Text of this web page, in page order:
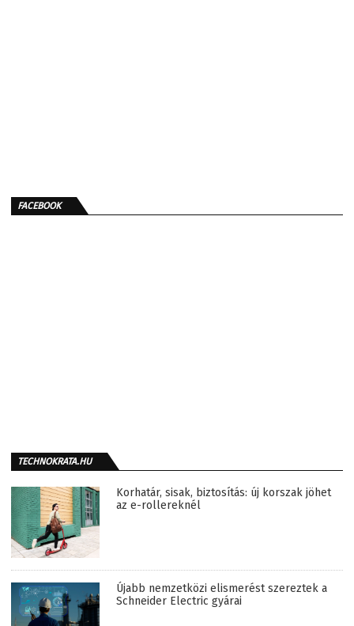
FACEBOOK
TECHNOKRATA.HU
Korhatár, sisak, biztosítás: új korszak jöhet
az e-rollereknél
Újabb nemzetközi elismerést szereztek a
Schneider Electric gyárai